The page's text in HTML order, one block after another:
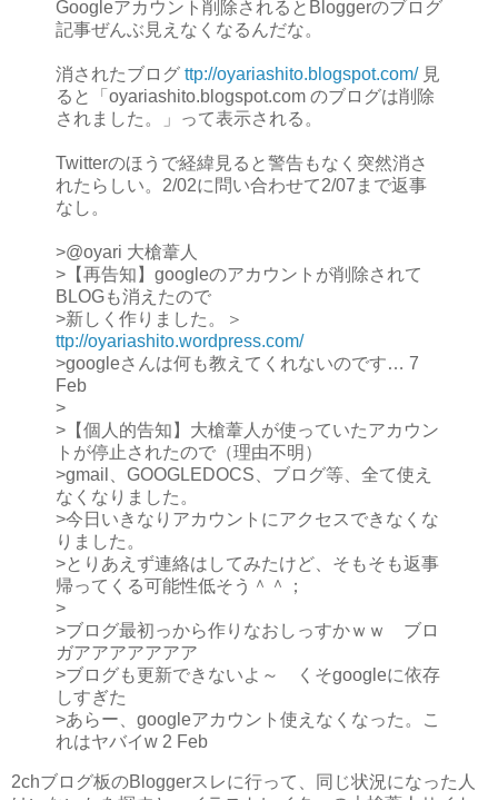
Googleアカウント削除されるとBloggerのブログ
記事ぜんぶ見えなくなるんだな。
消されたブログ ttp://oyariashito.blogspot.com/見
ると「oyariashito.blogspot.com のブログは削除
されました。」って表示される。
Twitterのほうで経緯見ると警告もなく突然消さ
れたらしい。2/02に問い合わせて2/07まで返事
なし。
>@oyari 大槍葦人
>【再告知】googleのアカウントが削除されて
BLOGも消えたので
>新しく作りました。＞
ttp://oyariashito.wordpress.com/
>googleさんは何も教えてくれないのです… 7
Feb
>
>【個人的告知】大槍葦人が使っていたアカウン
トが停止されたので（理由不明）
>gmail、GOOGLEDOCS、ブログ等、全て使え
なくなりました。
>今日いきなりアカウントにアクセスできなくな
りました。
>とりあえず連絡はしてみたけど、そもそも返事
帰ってくる可能性低そう＾＾；
>
>ブログ最初っから作りなおしっすかｗｗ ブロ
ガアアアアアアア
>ブログも更新できないよ～ くそgoogleに依存
しすぎた
>あらー、googleアカウント使えなくなった。こ
れはヤバイw 2 Feb
2chブログ板のBloggerスレに行って、同じ状況になった人